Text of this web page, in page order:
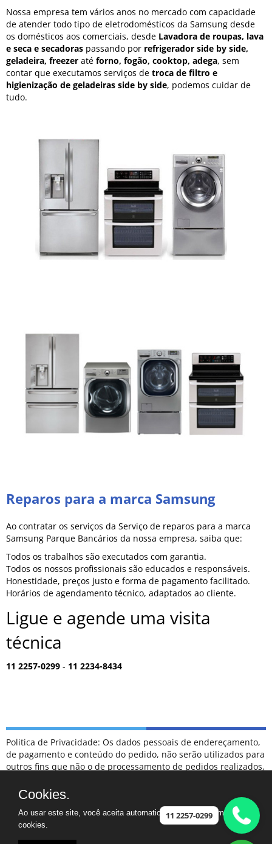
Nossa empresa tem vários anos no mercado com capacidade
de atender todo tipo de eletrodomésticos da Samsung desde
os domésticos aos comerciais, desde Lavadora de roupas, lava
e seca e secadoras passando por refrigerador side by side,
geladeira, freezer até forno, fogão, cooktop, adega, sem
contar que executamos serviços de troca de filtro e
higienização de geladeiras side by side, podemos cuidar de
tudo.
Reparos para a marca Samsung
Ao contratar os serviços da Serviço de reparos para a marca
Samsung Parque Bancários da nossa empresa, saiba que:
Todos os trabalhos são executados com garantia.
Todos os nossos profissionais são educados e responsáveis.
Honestidade, preços justo e forma de pagamento facilitado.
Horários de agendamento técnico, adaptados ao cliente.
Ligue e agende uma visita
técnica
11 2257-0299 - 11 2234-8434
Politica de Privacidade: Os dados pessoais de endereçamento,
de pagamento e conteúdo do pedido, não serão utilizados para
outros fins que não o de processamento de pedidos realizados,
para terceiros em hipótese alguma.
ESCLARECIMENTOS: NÃO FAZEMOS PARTE DA RELAÇÃO DE
POSTOS DE ATENDIMENTO CREDENCIADOS COMO
AUTORIZADOS DA MARCA SAMSUNG.
CASO TENHA UM ELETRODOMÉSTICO FORA DA GARANTIA,
11 2257-0299
Cookies.
Ao usar este site, você aceita automaticamente que usamos
cookies.